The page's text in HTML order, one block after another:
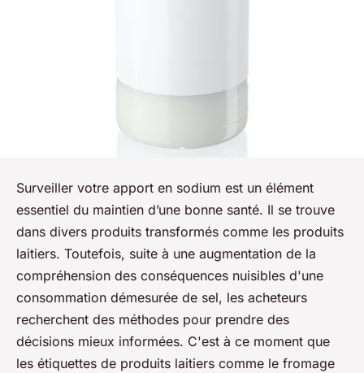
Surveiller votre apport en sodium est un élément
essentiel du maintien d’une bonne santé. Il se trouve
dans divers produits transformés comme les produits
laitiers. Toutefois, suite à une augmentation de la
compréhension des conséquences nuisibles d'une
consommation démesurée de sel, les acheteurs
recherchent des méthodes pour prendre des
décisions mieux informées. C'est à ce moment que
les étiquettes de produits laitiers comme le fromage